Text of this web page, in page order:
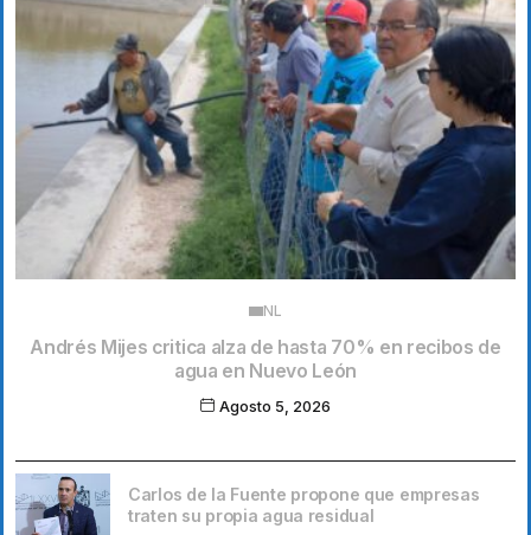
NL
Andrés Mijes critica alza de hasta 70% en recibos de
agua en Nuevo León
Agosto 5, 2026
Carlos de la Fuente propone que empresas
traten su propia agua residual